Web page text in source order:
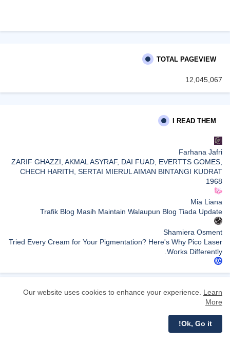
TOTAL PAGEVIEW
12,045,067
I READ THEM
Farhana Jafri
ZARIF GHAZZI, AKMAL ASYRAF, DAI FUAD, EVERTTS GOMES,
CHECH HARITH, SERTAI MIERUL AIMAN BINTANGI KUDRAT
1968
Mia Liana
Trafik Blog Masih Maintain Walaupun Blog Tiada Update
Shamiera Osment
Tried Every Cream for Your Pigmentation? Here's Why Pico Laser
Works Differently.
siennylovesdrawing
New Single “Ibu Doa” (A Mother’s Prayer) After 26 Years
Blog Kawan Kawan Kena Removed? Why....
إظهار الكل
BLOG ARCHIVE
2026
(42)
2025
(159)
Our website uses cookies to enhance your experience. Learn
More
Ok, Go it!